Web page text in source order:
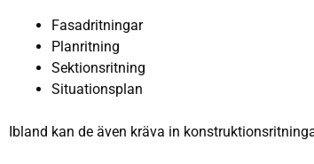
Fasadritningar
Planritning
Sektionsritning
Situationsplan
Ibland kan de även kräva in